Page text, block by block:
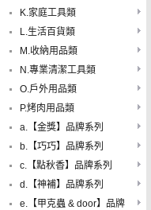
K.家庭工具類
L.生活百貨類
M.收納用品類
N.專業清潔工具類
O.戶外用品類
P.烤肉用品類
a.【金獎】品牌系列
b.【巧巧】品牌系列
c.【點秋香】品牌系列
d.【神補】品牌系列
e.【甲克蟲 & door】品牌